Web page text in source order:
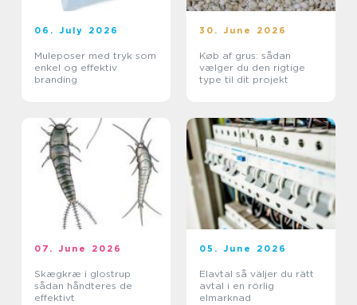
06. July 2026
Muleposer med tryk som
enkel og effektiv
branding
30. June 2026
Køb af grus: sådan
vælger du den rigtige
type til dit projekt
07. June 2026
Skægkræ i glostrup
sådan håndteres de
effektivt
05. June 2026
Elavtal så väljer du rätt
avtal i en rörlig
elmarknad